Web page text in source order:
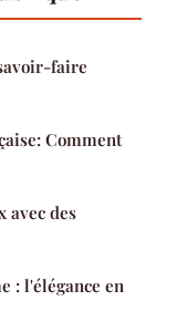
faire
Comment
avec des
: l'élégance en